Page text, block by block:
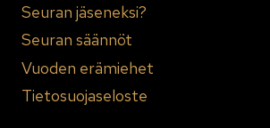
Seuran jäseneksi?
Seuran säännöt
Vuoden erämiehet
Tietosuojaseloste